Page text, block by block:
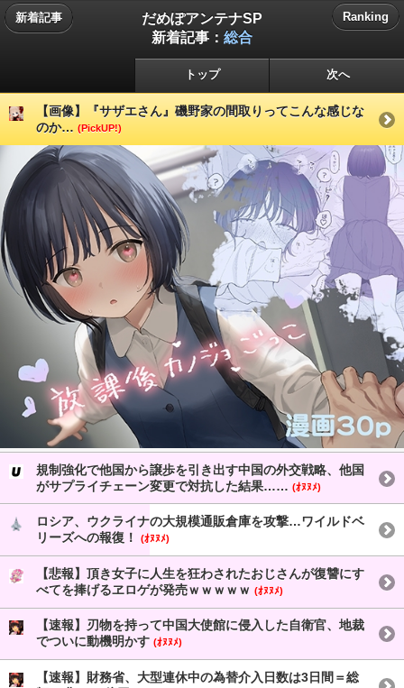
新着記事
だめぽアンテナSP
新着記事： 総合
Ranking
トップ 次へ
【画像】『サザエさん』磯野家の間取りってこんな感じな
のか… (PickUP!)
規制強化で他国から譲歩を引き出す中国の外交戦略、他国
がサプライチェーン変更で対抗した結果…… (ｵﾇﾇﾒ)
ロシア、ウクライナの大規模通販倉庫を攻撃…ワイルドベ
リーズへの報復！
(ｵﾇﾇﾒ)
【悲報】頂き女子に人生を狂わされたおじさんが復讐にす
べてを捧げるヱロゲが発売ｗｗｗｗｗ (ｵﾇﾇﾒ)
【速報】刃物を持って中国大使館に侵入した自衛官、地裁
でついに動機明かす (ｵﾇﾇﾒ)
【速報】財務省、大型連休中の為替介入日数は3日間＝総